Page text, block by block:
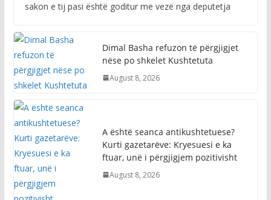
sakon e tij pasi është goditur me vezë nga deputetja
Dimal Basha refuzon të përgjigjet
nëse po shkelet Kushtetuta
August 8, 2026
A është seanca antikushtetuese?
Kurti gazetarëve: Kryesuesi e ka
ftuar, unë i përgjigjem pozitivisht
August 8, 2026